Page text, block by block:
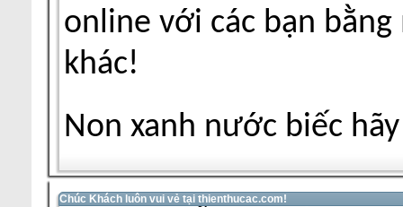
online với các bạn
khác!
Non xanh nước biếc
Chúc Khách luôn vui vẻ tại thienthucac.com!